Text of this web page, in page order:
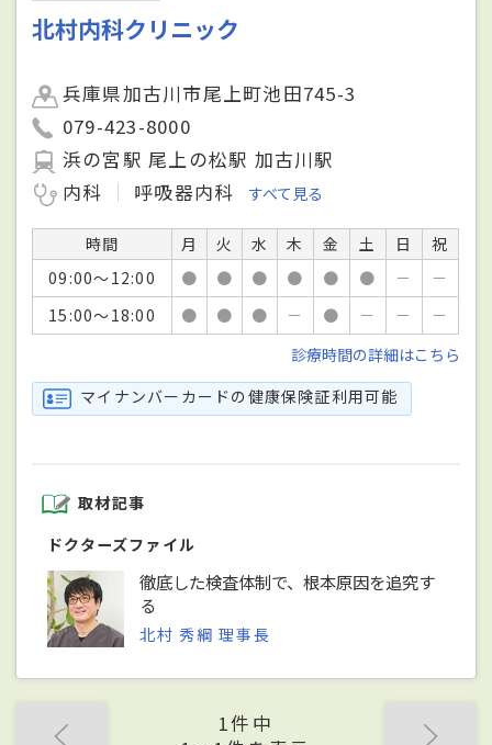
北村内科クリニック
兵庫県加古川市尾上町池田745-3
079-423-8000
浜の宮駅 尾上の松駅 加古川駅
内科
呼吸器内科 すべて見る
時間 月 火 水 木 金 土 日
祝
09:00～12:00
● ● ● ● ● ● －
－
15:00～18:00
● ● ● － ● － －
－
診療時間の詳細はこちら
マイナンバーカードの健康保険証利用可能
取材記事
ドクターズファイル
徹底した検査体制で、根本原因を追究す
る
北村 秀綱 理事長
1件中